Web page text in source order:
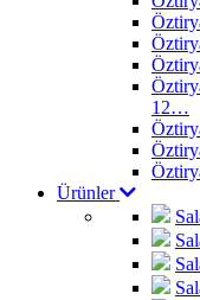
12…
Ürünler